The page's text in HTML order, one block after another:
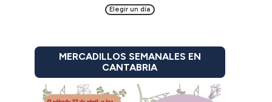
Elegir un día
MERCADILLOS SEMANALES EN
CANTABRIA